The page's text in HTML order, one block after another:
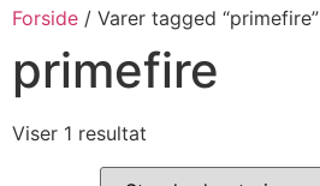
Forside / Varer tagged “primefire”
primefire
Viser 1 resultat